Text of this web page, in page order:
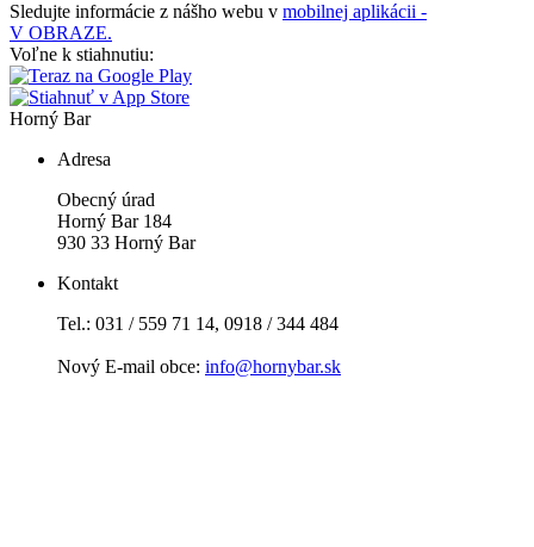
Sledujte informácie z nášho webu v mobilnej aplikácii -
V OBRAZE.
Voľne k stiahnutiu:
Horný Bar
Adresa
Obecný úrad
Horný Bar 184
930 33 Horný Bar
Kontakt
Tel.: 031 / 559 71 14, 0918 / 344 484
Nový E-mail obce: info@hornybar.sk